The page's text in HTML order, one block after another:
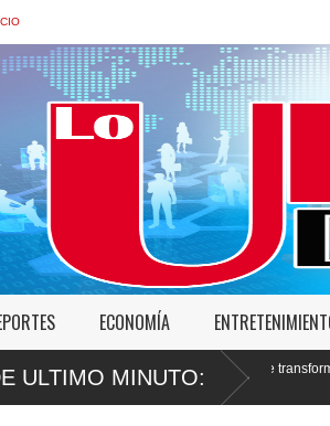
ECONOMÍA
ULTIMO MINUTO:
empeño de transformar la Policía”, y promete